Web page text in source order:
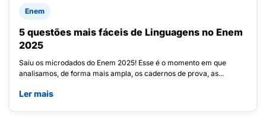
Enem
5 questões mais fáceis de Linguagens no Enem
2025
Saiu os microdados do Enem 2025! Esse é o momento em que
analisamos, de forma mais ampla, os cadernos de prova, as...
Ler mais